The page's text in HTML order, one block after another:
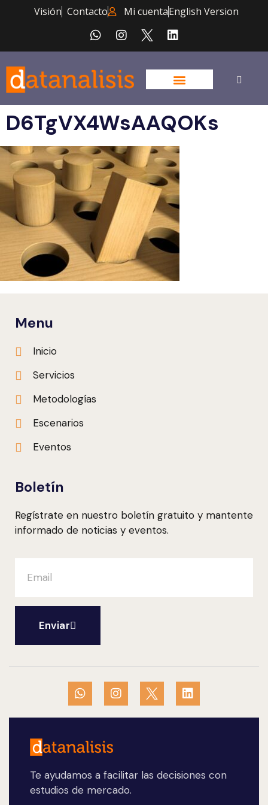
Visión Contacto Mi cuentaEnglish Version
D6TgVX4WsAAQOKs
Te ayudamos a facilitar las decisiones con
estudios de mercado.
Menu
Inicio
Servicios
Metodologías
Escenarios
Eventos
Boletín
Regístrate en nuestro boletín gratuito y mantente
informado de noticias y eventos.
Enviar